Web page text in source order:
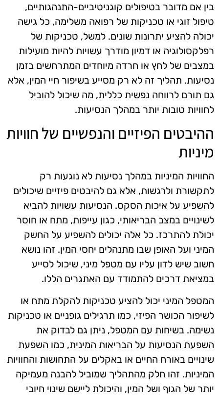
בין אם מדובר בטיפולים קוגניטיביים-התנהגותיים,
טיפול זוגי או טכניקות של רפואה משלימה, כל גישה
יכולה להציע יתרונות שונים. למשל, טכניקות של
רפלקסולוגיה או דמיון מודרך עשויות להיות מועילות
במצבים של לחץ או חרדה מיוחדים המתרחשים בזמן
נסיעות. תהליך זה לא רק מסייע בשיפור חיי המין, אלא
גם תורם לרווחה נפשית כללית, מה שיכול להוביל
לחוויות טובות יותר במהלך הנסיעות.
ההיבטים הפיזיים והנפשיים של חוויות
מיניות
החוויות המיניות במהלך נסיעות לא נוגעות רק
לתקשורת ולרגשות, אלא גם להיבטים פיזיים שיכולים
להשפיע על איכות הסקס. הנסיעות עשויות להביא
לשינויים במצב הבריאותי, כגון עייפות, מתח או חוסר
יכולת להתרכז. כל אלה יכולים להשפיע על החשק
המיני ועל האופן שבו מתנהלים יחסי המין. זהו נושא
חשוב שיש לדון עליו עם מטפל מיני, שיכול לסייע
במציאת דרכים להתמודד עם האתגרים הללו.
המטפל המיני יכול להציע טכניקות להקלת מתח או
לשיפור הכושר הפיזי, כמו תרגילים גופניים או טכניקות
נשימה. בשיחות עם המטפל, ניתן גם לבדוק את
השפעת הנסיעות על הבריאות המינית, כמו השפעת
שינויים באורח החיים או באקלים על התחושות והחוויות
המיניות. זהו חלק מהתהליך שמוביל להבנה מעמיקה
יותר של הגוף ושל המין, והיכולת ליישם שינוי חיובי